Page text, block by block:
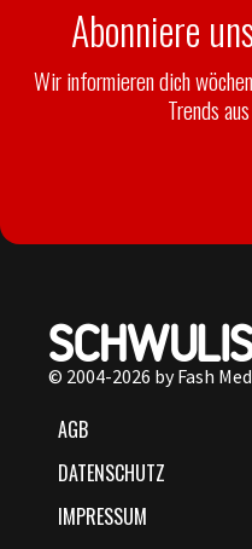
Abonniere
Wir informieren dich
Trends
© 2004-2026 by Fash
AGB
DATENSCHUTZ
IMPRESSUM